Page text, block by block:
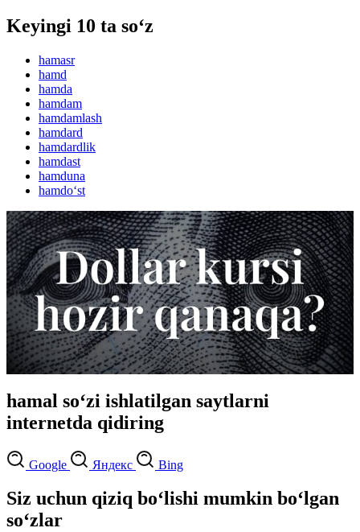
Keyingi 10 ta so‘z
hamasr
hamd
hamda
hamdam
hamdamlash
hamdard
hamdardlik
hamdast
hamduna
hamdo‘st
hamal so‘zi ishlatilgan saytlarni
internetda qidiring
Google Яндекс Bing
Siz uchun qiziq bo‘lishi mumkin bo‘lgan
so‘zlar